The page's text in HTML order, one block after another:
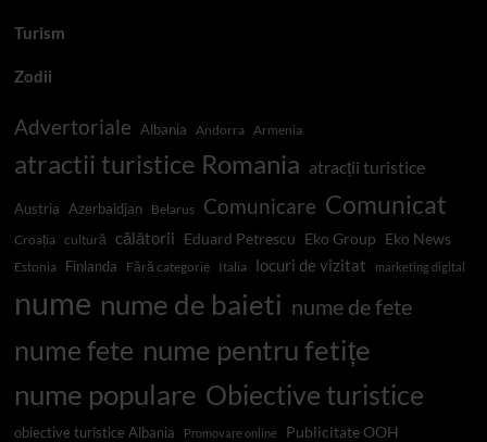
Turism
Zodii
Advertoriale Albania Andorra Armenia
atractii turistice Romania atracții turistice
Austria Azerbaidjan Belarus Comunicare Comunicat
Croația cultură călătorii Eduard Petrescu Eko Group Eko News
Estonia Finlanda Fără categorie Italia locuri de vizitat marketing digital
nume nume de baieti nume de fete
nume fete nume pentru fetițe
nume populare Obiective turistice
obiective turistice Albania Promovare online Publicitate OOH